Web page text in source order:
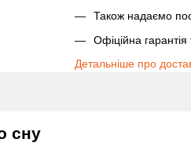
Також надаємо
Офіційна
Детальніше про
сну